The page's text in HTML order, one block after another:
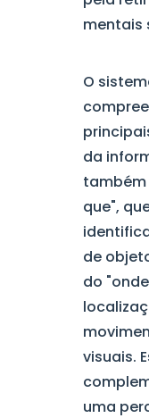
mentais
O
da
também
que",
de
do
visuais.
uma